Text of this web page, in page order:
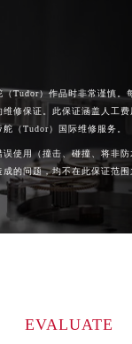
Tudor）作品时非常谨慎。
修保证。此保证涵盖人工
（Tudor）国际维修服务。
使用（撞击、碰撞、将非防
的问题，均不在此保证范围
EVALUATE